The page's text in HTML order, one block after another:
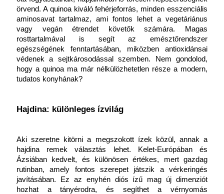
örvend. A quinoa kiváló fehérjeforrás, minden esszenciális
aminosavat tartalmaz, ami fontos lehet a vegetáriánus
vagy vegán étrendet követők számára. Magas
rosttartalmával is segít az emésztőrendszer
egészségének fenntartásában, miközben antioxidánsai
védenek a sejtkárosodással szemben. Nem gondolod,
hogy a quinoa ma már nélkülözhetetlen része a modern,
tudatos konyhának?
Hajdina: különleges ízvilág
Aki szeretne kitörni a megszokott ízek közül, annak a
hajdina remek választás lehet. Kelet-Európában és
Ázsiában kedvelt, és különösen értékes, mert gazdag
rutinban, amely fontos szerepet játszik a vérkeringés
javításában. Ez az enyhén diós ízű mag új dimenziót
hozhat a tányérodra, és segíthet a vérnyomás